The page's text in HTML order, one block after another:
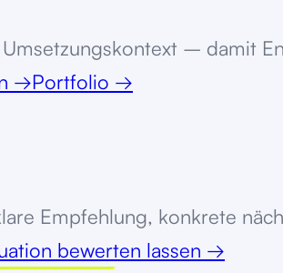
– damit
→Portfolio →
Empfehlung, konkrete
bewerten lassen →